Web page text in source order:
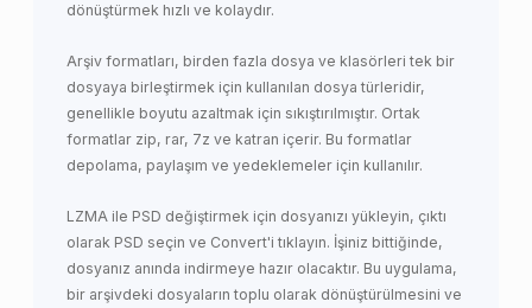
dönüştürmek hızlı ve kolaydır.
Arşiv formatları, birden fazla dosya ve klasörleri tek bir
dosyaya birleştirmek için kullanılan dosya türleridir,
genellikle boyutu azaltmak için sıkıştırılmıştır. Ortak
formatlar zip, rar, 7z ve katran içerir. Bu formatlar
depolama, paylaşım ve yedeklemeler için kullanılır.
LZMA ile PSD değiştirmek için dosyanızı yükleyin, çıktı
olarak PSD seçin ve Convert'i tıklayın. İşiniz bittiğinde,
dosyanız anında indirmeye hazır olacaktır. Bu uygulama,
bir arşivdeki dosyaların toplu olarak dönüştürülmesini ve